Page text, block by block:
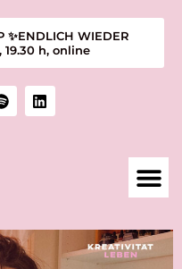
✨ENDLICH WIEDER
19.30 h, online